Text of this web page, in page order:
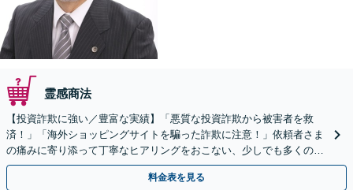
霊感商法
【投資詐欺に強い／豊富な実績】「悪質な投資詐欺から被害者を救
済！」「海外ショッピングサイトを騙った詐欺に注意！」依頼者さま
の痛みに寄り添って丁寧なヒアリングをおこない、少しでも多くの返
金が得られるよう尽力します！
料金表を見る